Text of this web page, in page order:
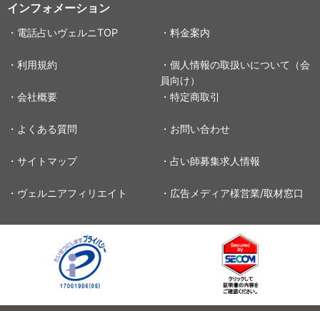
インフォメーション
・電話占いヴェルニTOP ・料金案内
・利用規約
・個人情報の取扱いについて（会
員向け）
・会社概要
・特定商取引
・よくある質問 ・お問い合わせ
・サイトマップ ・占い師募集求人情報
・ヴェルニアフィリエイト ・広告メディア様営業/取材窓口